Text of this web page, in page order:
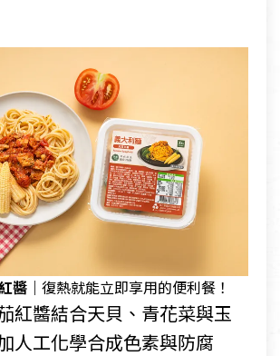
醬｜ 復熱就能立即享用的便利餐！
紅醬結合天貝、青花菜與玉
人工化學合成色素與防腐